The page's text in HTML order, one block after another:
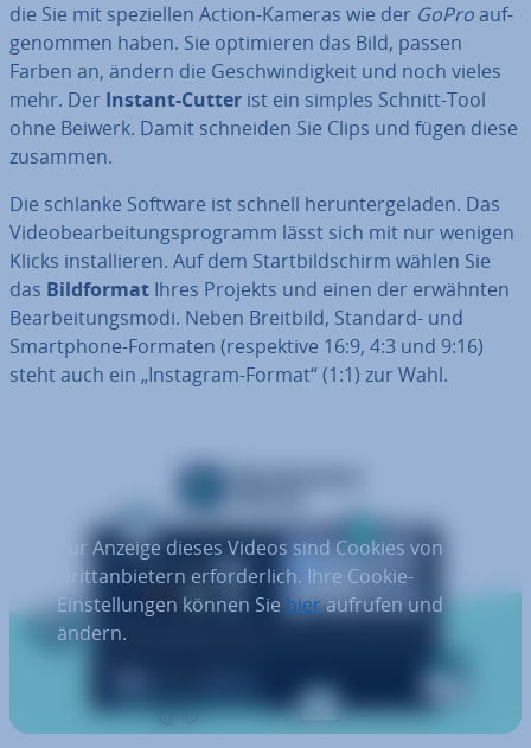
die Sie mit spe­zi­el­len Action-Kameras wie der GoProauf­
ge­nom­men haben. Sie op­ti­mie­ren das Bild, passen
Farben an, ändern die Ge­schwin­dig­keit und noch vieles
mehr. Der Instant-Cutter ist ein simples Schnitt-Tool
ohne Beiwerk. Damit schneiden Sie Clips und fügen diese
zusammen.
Die schlanke Software ist schnell her­un­ter­ge­la­den. Das
Vi­deo­be­ar­bei­tungs­pro­gramm lässt sich mit nur wenigen
Klicks in­stal­lie­ren. Auf dem Start­bild­schirm wählen Sie
das Bild­for­mat Ihres Projekts und einen der erwähnten
Be­ar­bei­tungs­mo­di. Neben Breitbild, Standard- und
Smart­phone-Formaten (re­spek­ti­ve 16:9, 4:3 und 9:16)
steht auch ein „Instagram-Format“ (1:1) zur Wahl.
Zur Anzeige dieses Videos sind Cookies von
Drittanbietern erforderlich. Ihre Cookie-
Einstellungen können Sie hieraufrufen und
ändern.